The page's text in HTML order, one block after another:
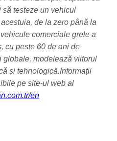
să testeze un vehicul
de la zero până la
comerciale grele a
cu peste 60 de ani de
globale, modelează viitorul
și tehnologică.Informații
pe site-ul web al
en